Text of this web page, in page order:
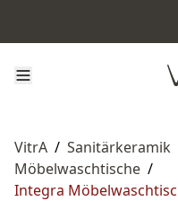
VitrA / Sanitärkeramik
Möbelwaschtische /
Integra